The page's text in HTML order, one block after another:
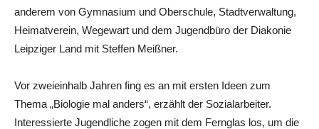
anderem von Gymnasium und Oberschule, Stadtverwaltung,
Heimatverein, Wegewart und dem Jugendbüro der Diakonie
Leipziger Land mit Steffen Meißner.
Vor zweieinhalb Jahren fing es an mit ersten Ideen zum
Thema „Biologie mal anders“, erzählt der Sozialarbeiter.
Interessierte Jugendliche zogen mit dem Fernglas los, um die